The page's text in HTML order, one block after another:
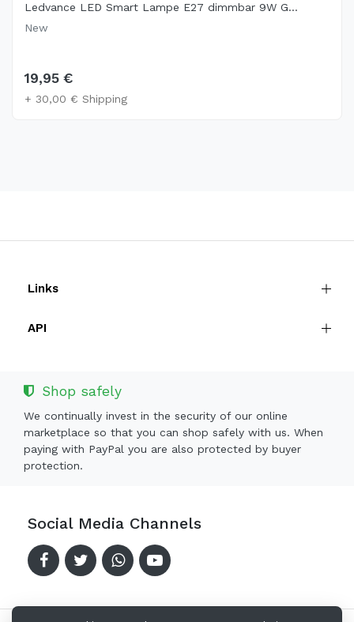
Ledvance LED Smart Lampe E27 dimmbar 9W G...
New
19,95 €
+ 30,00 € Shipping
Links
API
Shop safely
We continually invest in the security of our online
marketplace so that you can shop safely with us. When
paying with PayPal you are also protected by buyer
protection.
Social Media Channels